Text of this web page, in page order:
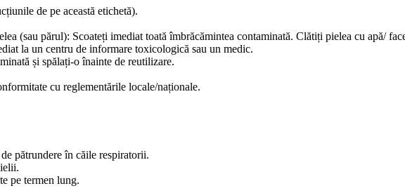
de pe această etichetă).
(sau părul): Scoateți imediat toată îmbrăcămintea contaminată. Clătiți pielea cu apă/
la un centru de informare toxicologică sau un medic.
și spălați-o înainte de reutilizare.
cu reglementările locale/naționale.
pătrundere în căile respiratorii.
pe termen lung.